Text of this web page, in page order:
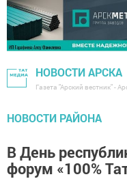
НОВОСТИ АРСКА
Газета "Арский вестник" -
НОВОСТИ РАЙОНА
В День
форум «100%